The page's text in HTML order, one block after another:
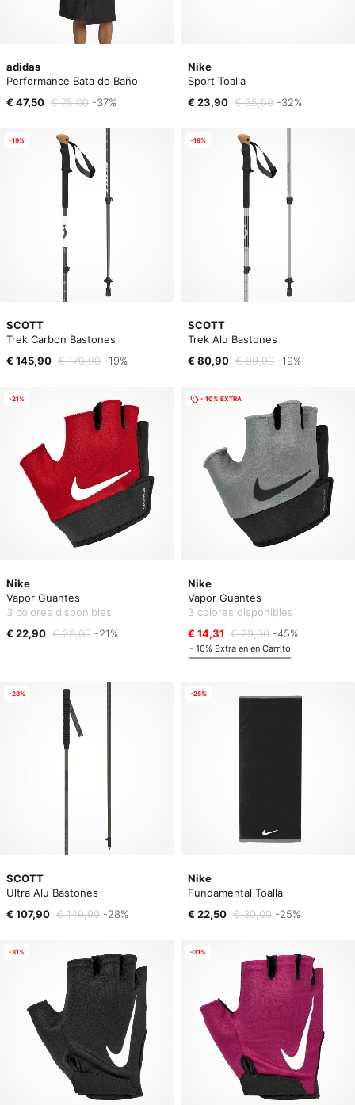
adidas
Performance Bata de Baño
€ 47,50 € 75,00 -37%
Nike
Sport Toalla
€ 23,90 € 35,00 -32%
SCOTT
Trek Carbon Bastones
€ 145,90 € 179,90 -19%
-19%
SCOTT
Trek Alu Bastones
€ 80,90 € 99,90 -19%
-19%
Nike
Vapor Guantes
3 colores disponibles
€ 22,90 € 29,00 -21%
-21%
Nike
Vapor Guantes
3 colores disponibles
€ 14,31 € 29,00 -45%
- 10% Extra en en Carrito
- 10% EXTRA
SCOTT
Ultra Alu Bastones
€ 107,90 € 149,90 -28%
-28%
Nike
Fundamental Toalla
€ 22,50 € 30,00 -25%
-25%
-31% -31%